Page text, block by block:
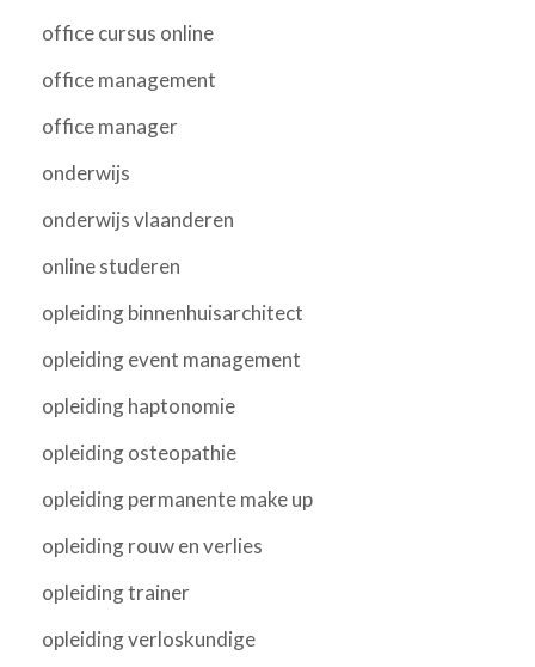
office cursus online
office management
office manager
onderwijs
onderwijs vlaanderen
online studeren
opleiding binnenhuisarchitect
opleiding event management
opleiding haptonomie
opleiding osteopathie
opleiding permanente make up
opleiding rouw en verlies
opleiding trainer
opleiding verloskundige